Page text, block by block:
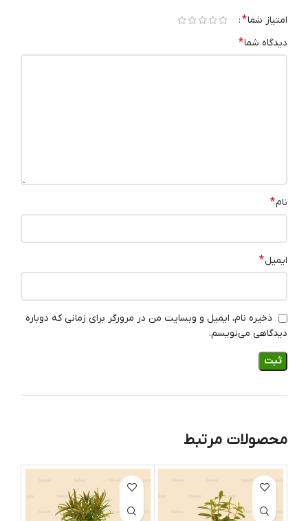
امتیاز شما*
دیدگاه شما*
نام*
ایمیل*
ذخیره نام، ایمیل و وبسایت من در مرورگر برای زمانی که دوباره
دیدگاهی می‌نویسم.
محصولات مرتبط